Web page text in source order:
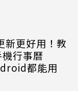
新更好用！教
行事曆
都能用